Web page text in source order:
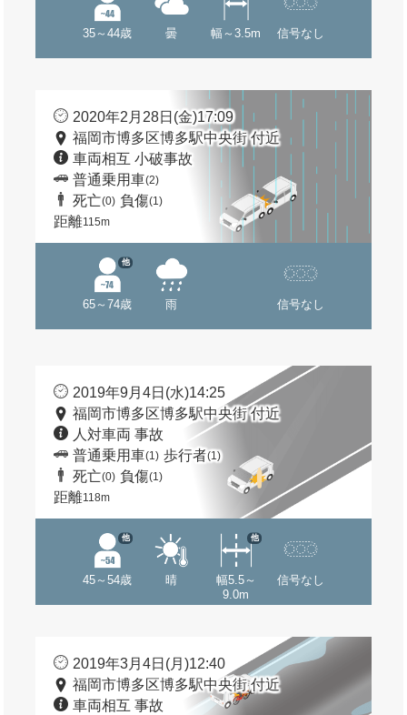
35～44歳 曇 幅～3.5m 信号なし
2020年2月28日(金)17:09
福岡市博多区博多駅中央街 付近
車両相互 小破事故
普通乗用車(2)
死亡(0) 負傷(1)
距離115m
65～74歳
他
雨 信号なし
2019年9月4日(水)14:25
福岡市博多区博多駅中央街 付近
人対車両 事故
普通乗用車(1) 歩行者(1)
死亡(0) 負傷(1)
距離118m
45～54歳
他
晴
幅5.5～
9.0m
他
信号なし
2019年3月4日(月)12:40
福岡市博多区博多駅中央街 付近
車両相互 事故